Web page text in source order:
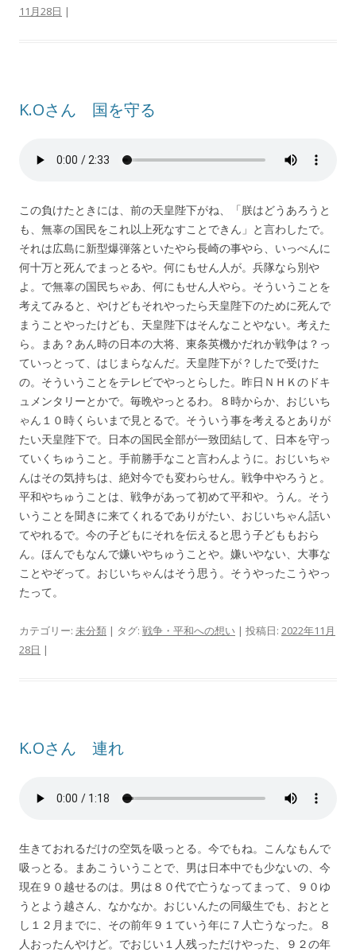
11月28日 |
K.Oさん 国を守る
この負けたときには、前の天皇陛下がね、「朕はどうあろうと
も、無辜の国民をこれ以上死なすことできん」と言わしたで。
それは広島に新型爆弾落といたやら長崎の事やら、いっぺんに
何十万と死んでまっとるや。何にもせん人が。兵隊なら別や
よ。で無辜の国民ちゃあ、何にもせん人やら。そういうことを
考えてみると、やけどもそれやったら天皇陛下のために死んで
まうことやったけども、天皇陛下はそんなことやない。考えた
ら。まあ？あん時の日本の大将、東条英機かだれか戦争は？っ
ていっとって、はじまらなんだ。天皇陛下が？したで受けた
の。そういうことをテレビでやっとらした。昨日ＮＨＫのドキ
ュメンタリーとかで。毎晩やっとるわ。８時からか、おじいち
ゃん１０時くらいまで見とるで。そういう事を考えるとありが
たい天皇陛下で。日本の国民全部が一致団結して、日本を守っ
ていくちゅうこと。手前勝手なこと言わんように。おじいちゃ
んはその気持ちは、絶対今でも変わらせん。戦争中やろうと。
平和やちゅうことは、戦争があって初めて平和や。うん。そう
いうことを聞きに来てくれるでありがたい、おじいちゃん話い
てやれるで。今の子どもにそれを伝えると思う子どももおら
ん。ほんでもなんで嫌いやちゅうことや。嫌いやない、大事な
ことやぞって。おじいちゃんはそう思う。そうやったこうやっ
たって。
カテゴリー: 未分類 | タグ: 戦争・平和への想い | 投稿日: 2022年11月
28日 |
K.Oさん 連れ
生きておれるだけの空気を吸っとる。今でもね。こんなもんで
吸っとる。まあこういうことで、男は日本中でも少ないの、今
現在９０越せるのは。男は８０代で亡うなってまって、９０ゆ
うとよう越さん、なかなか。おじいんたの同級生でも、おとと
し１２月までに、その前年９１ていう年に７人亡うなった。８
人おったんやけど。でおじい１人残っただけやった、９２の年